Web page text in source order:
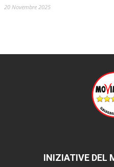
20 Novembre 2025
INIZIATIVE DEL